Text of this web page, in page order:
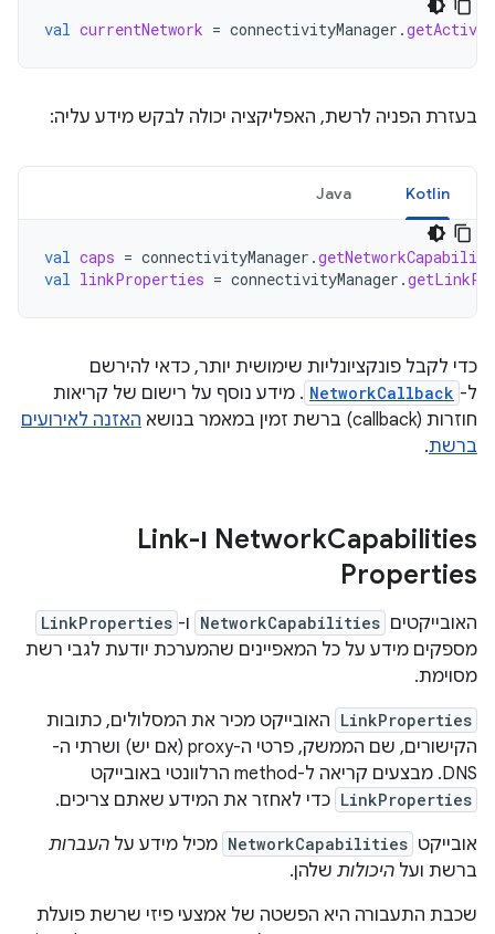
val currentNetwork = connectivityManager .
בעזרת הפניה לרשת, האפליקציה יכולה לבקש מידע עליה:
Kotlin
Java
val caps = connectivityManager .
val linkProperties = connectivityManager .
כדי לקבל פונקציונליות שימושית יותר, כדאי להירשם
ל- NetworkCallback . מידע נוסף על רישום של קריאות
חוזרות (callback) ברשת זמין במאמר בנושא
האזנה לאירועים
ברשת.
NetworkCapabilities ו-Link
Properties
האובייקטים NetworkCapabilities ו- LinkProperties
מספקים מידע על כל המאפיינים שהמערכת יודעת לגבי רשת
מסוימת.
LinkProperties האובייקט מכיר את המסלולים, כתובות
הקישורים, שם הממשק, פרטי ה-proxy (אם יש) ושרתי ה-
DNS. מבצעים קריאה ל-method הרלוונטי באובייקט
LinkProperties כדי לאחזר את המידע שאתם צריכים.
אובייקט NetworkCapabilities מכיל מידע על העברות
ברשת ועל היכולות שלהן.
שכבת התעבורה היא הפשטה של אמצעי פיזי שרשת פועלת